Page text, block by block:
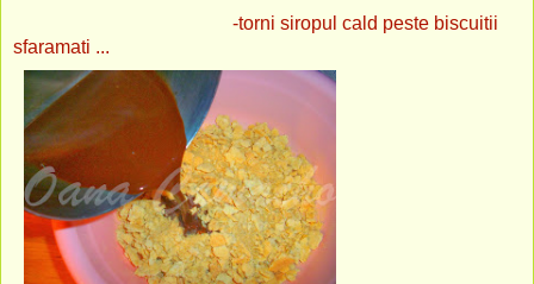
-torni siropul cald peste biscuitii
sfaramati ...